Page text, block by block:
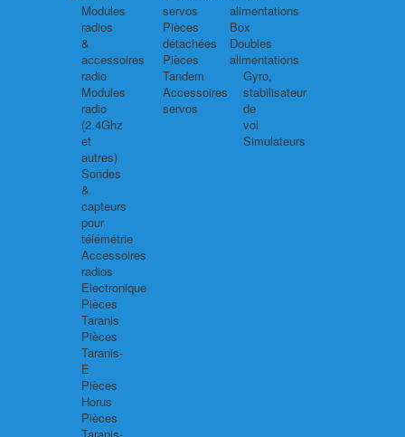
Modules
radios
&
accessoires
radio
Modules
radio
(2.4Ghz
et
autres)
Sondes
&
capteurs
pour
télémétrie
Accessoires
radios
Electronique
Pièces
Taranis
Pièces
Taranis-
E
Pièces
Horus
Pièces
Taranis-
servos
Pièces
détachées
Pièces
Tandem
Accessoires
servos
alimentations
Box
Doubles
alimentations
Gyro,
stabilisateur
de
vol
Simulateurs